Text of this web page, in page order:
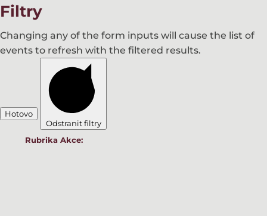
Filtry
Changing any of the form inputs will cause the list of
events to refresh with the filtered results.
Hotovo
Odstranit filtry
Rubrika Akce: